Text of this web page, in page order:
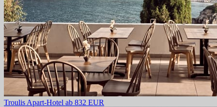
Troulis Apart-Hotel ab 832 EUR